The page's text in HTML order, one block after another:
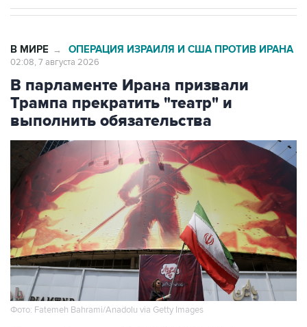
В МИРЕ → ОПЕРАЦИЯ ИЗРАИЛЯ И США ПРОТИВ ИРАНА
02:08, 7 августа 2026
В парламенте Ирана призвали
Трампа прекратить "театр" и
выполнить обязательства
Фото: Fatemeh Bahrami/Anadolu via Getty Images